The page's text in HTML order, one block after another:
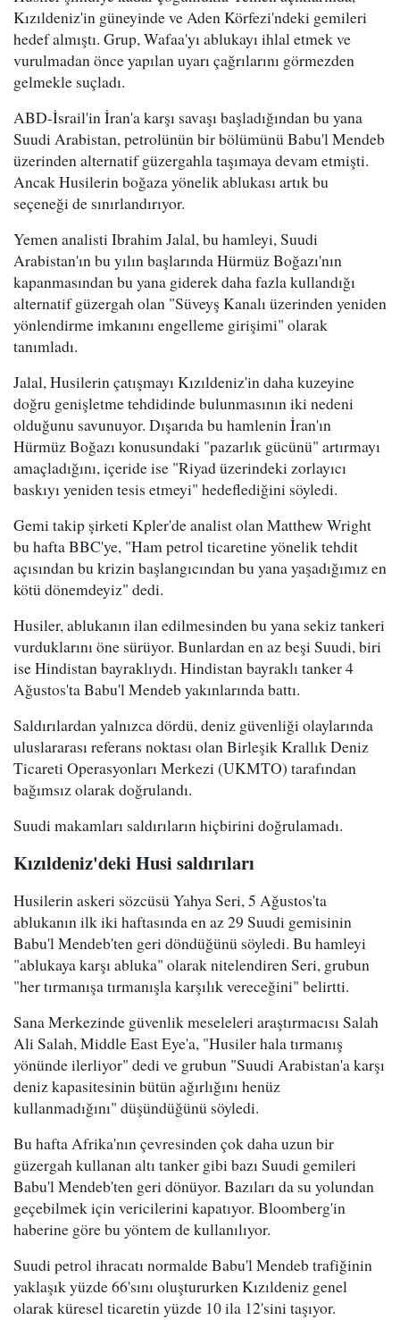
Kızıldeniz'in güneyinde ve Aden Körfezi'ndeki gemileri
hedef almıştı. Grup, Wafaa'yı ablukayı ihlal etmek ve
vurulmadan önce yapılan uyarı çağrılarını görmezden
gelmekle suçladı.
ABD-İsrail'in İran'a karşı savaşı başladığından bu yana
Suudi Arabistan, petrolünün bir bölümünü Babu'l Mendeb
üzerinden alternatif güzergahla taşımaya devam etmişti.
Ancak Husilerin boğaza yönelik ablukası artık bu
seçeneği de sınırlandırıyor.
Yemen analisti Ibrahim Jalal, bu hamleyi, Suudi
Arabistan'ın bu yılın başlarında Hürmüz Boğazı'nın
kapanmasından bu yana giderek daha fazla kullandığı
alternatif güzergah olan "Süveyş Kanalı üzerinden yeniden
yönlendirme imkanını engelleme girişimi" olarak
tanımladı.
Jalal, Husilerin çatışmayı Kızıldeniz'in daha kuzeyine
doğru genişletme tehdidinde bulunmasının iki nedeni
olduğunu savunuyor. Dışarıda bu hamlenin İran'ın
Hürmüz Boğazı konusundaki "pazarlık gücünü" artırmayı
amaçladığını, içeride ise "Riyad üzerindeki zorlayıcı
baskıyı yeniden tesis etmeyi" hedeflediğini söyledi.
Gemi takip şirketi Kpler'de analist olan Matthew Wright
bu hafta BBC'ye, "Ham petrol ticaretine yönelik tehdit
açısından bu krizin başlangıcından bu yana yaşadığımız en
kötü dönemdeyiz" dedi.
Husiler, ablukanın ilan edilmesinden bu yana sekiz tankeri
vurduklarını öne sürüyor. Bunlardan en az beşi Suudi, biri
ise Hindistan bayraklıydı. Hindistan bayraklı tanker 4
Ağustos'ta Babu'l Mendeb yakınlarında battı.
Saldırılardan yalnızca dördü, deniz güvenliği olaylarında
uluslararası referans noktası olan Birleşik Krallık Deniz
Ticareti Operasyonları Merkezi (UKMTO) tarafından
bağımsız olarak doğrulandı.
Suudi makamları saldırıların hiçbirini doğrulamadı.
Kızıldeniz'deki Husi saldırıları
Husilerin askeri sözcüsü Yahya Seri, 5 Ağustos'ta
ablukanın ilk iki haftasında en az 29 Suudi gemisinin
Babu'l Mendeb'ten geri döndüğünü söyledi. Bu hamleyi
"ablukaya karşı abluka" olarak nitelendiren Seri, grubun
"her tırmanışa tırmanışla karşılık vereceğini" belirtti.
Sana Merkezinde güvenlik meseleleri araştırmacısı Salah
Ali Salah, Middle East Eye'a, "Husiler hala tırmanış
yönünde ilerliyor" dedi ve grubun "Suudi Arabistan'a karşı
deniz kapasitesinin bütün ağırlığını henüz
kullanmadığını" düşündüğünü söyledi.
Bu hafta Afrika'nın çevresinden çok daha uzun bir
güzergah kullanan altı tanker gibi bazı Suudi gemileri
Babu'l Mendeb'ten geri dönüyor. Bazıları da su yolundan
geçebilmek için vericilerini kapatıyor. Bloomberg'in
haberine göre bu yöntem de kullanılıyor.
Suudi petrol ihracatı normalde Babu'l Mendeb trafiğinin
yaklaşık yüzde 66'sını oluştururken Kızıldeniz genel
olarak küresel ticaretin yüzde 10 ila 12'sini taşıyor.